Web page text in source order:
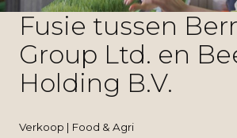
Fusie tussen
Group Ltd. en
Holding B.V.
Verkoop | Food & Agri